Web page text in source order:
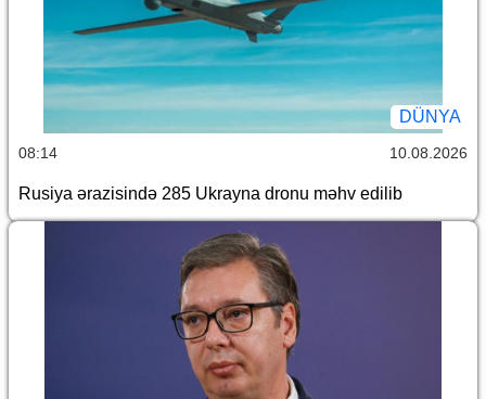
DÜNYA
08:14 10.08.2026
Rusiya ərazisində 285 Ukrayna dronu məhv edilib